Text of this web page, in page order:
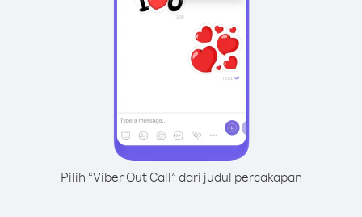
Pilih “Viber Out Call” dari judul percakapan